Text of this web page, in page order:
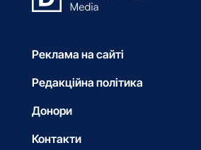
Реклама на сайті
Редакційна політика
Донори
Контакти